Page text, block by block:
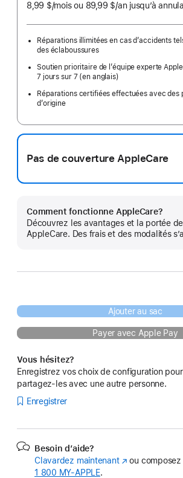
8,99 $/moispar
ou 89,99 $/anpar
jusqu’à
Réparations illimitées en cas d’accidents
des éclaboussures
Soutien prioritaire de l’équipe experte
7 jours sur 7 (en anglais)
Réparations certifiées effectuées avec des
d’origine
Pas de couverture AppleCare
Comment fonctionne AppleCare?
Découvrez les avantages et la portée
AppleCare. Des frais et des modalités
Ajouter au sac
Payer avec Apple Pay
Vous hésitez?
Enregistrez vos choix de configuration
partagez-les avec une autre personne.
Enregistrer
Besoin d’aide?
Clavardez maintenant(s’ouvre
ou composez
1 800 MY‑APPLE.